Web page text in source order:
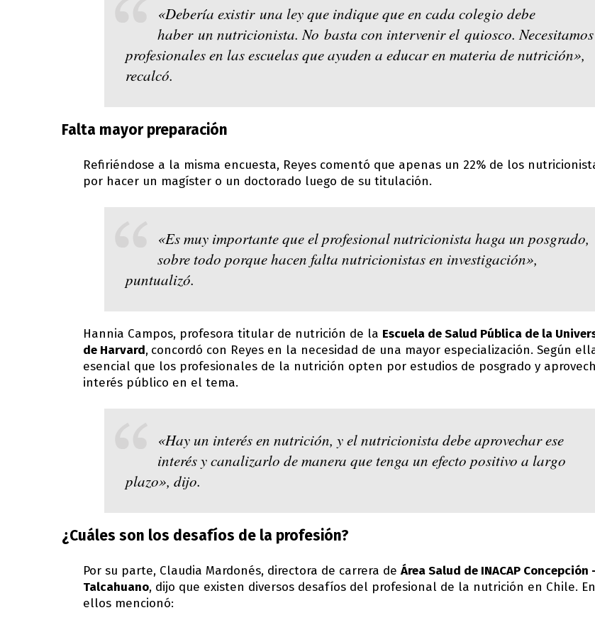
«Debería existir una ley que indique que en cada colegio debe
haber un nutricionista. No basta con intervenir el quiosco. Necesitamos
profesionales en las escuelas que ayuden a educar en materia de nutrición»,
recalcó.
Falta mayor preparación
Refiriéndose a la misma encuesta, Reyes comentó que apenas un 22% de los
por hacer un magíster o un doctorado luego de su titulación.
«Es muy importante que el profesional nutricionista haga un posgrado,
sobre todo porque hacen falta nutricionistas en investigación»,
puntualizó.
Hannia Campos, profesora titular de nutrición de la Escuela de Salud Pública de la
de Harvard, concordó con Reyes en la necesidad de una mayor especialización. Según
esencial que los profesionales de la nutrición opten por estudios de posgrado y
interés público en el tema.
«Hay un interés en nutrición, y el nutricionista debe aprovechar ese
interés y canalizarlo de manera que tenga un efecto positivo a largo
plazo», dijo.
¿Cuáles son los desafíos de la profesión?
Por su parte, Claudia Mardonés, directora de carrera de Área Salud de INACAP Concepción
Talcahuano, dijo que existen diversos desafíos del profesional de la nutrición en Chile.
ellos mencionó: